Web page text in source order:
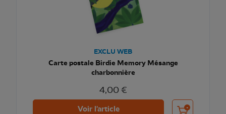
EXCLU WEB
Carte postale Birdie Memory Mésange
charbonnière
4,00 €
Voir l'article Ajouter au